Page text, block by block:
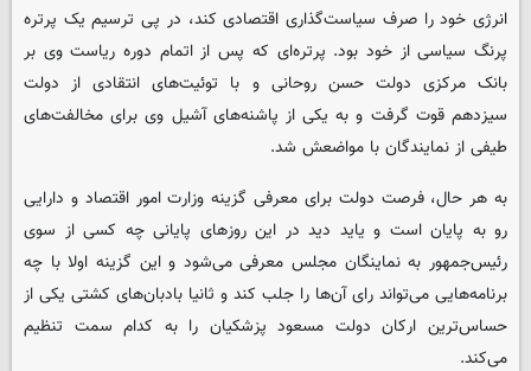
انرژی خود را صرف سیاست‌گذاری اقتصادی کند، در پی ترسیم یک پرتره
پرنگ سیاسی از خود بود. پرتره‌ای که پس از اتمام دوره ریاست وی بر
بانک مرکزی دولت حسن روحانی و با توئیت‌های انتقادی از دولت
سیزدهم قوت گرفت و به یکی از پاشنه‌های آشیل وی برای مخالفت‌های
طیفی از نمایندگان با مواضعش شد.
به هر حال، فرصت دولت برای معرفی گزینه وزارت امور اقتصاد و دارایی
رو به پایان است و یاید دید در این روزهای پایانی چه کسی از سوی
رئیس‌جمهور به نماینگان مجلس معرفی می‌شود و این گزینه اولا با چه
برنامه‌هایی می‌تواند رای آن‌ها را جلب کند و ثانیا بادبان‌های کشتی یکی از
حساس‌ترین ارکان دولت مسعود پزشکیان را به کدام سمت تنظیم
می‌کند.